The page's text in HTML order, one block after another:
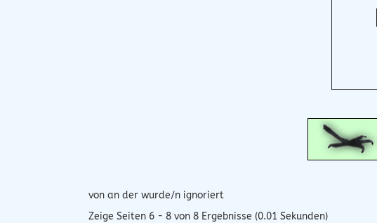
von an der wurde/n ignoriert
Zeige Seiten 6 - 8 von 8 Ergebnisse (0.01 Sekunden)